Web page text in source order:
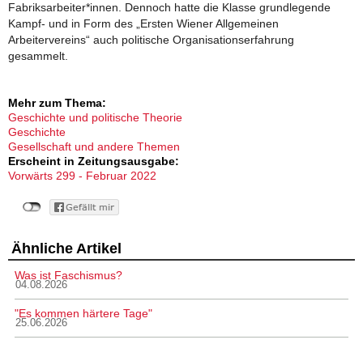
Fabriksarbeiter*innen. Dennoch hatte die Klasse grundlegende
Kampf- und in Form des „Ersten Wiener Allgemeinen
Arbeitervereins“ auch politische Organisationserfahrung
gesammelt.
Mehr zum Thema:
Geschichte und politische Theorie
Geschichte
Gesellschaft und andere Themen
Erscheint in Zeitungsausgabe:
Vorwärts 299 - Februar 2022
Ähnliche Artikel
Was ist Faschismus?
04.08.2026
"Es kommen härtere Tage"
25.06.2026